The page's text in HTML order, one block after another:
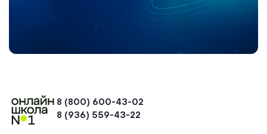
8 (800) 600-43-02
8 (936) 559-43-22